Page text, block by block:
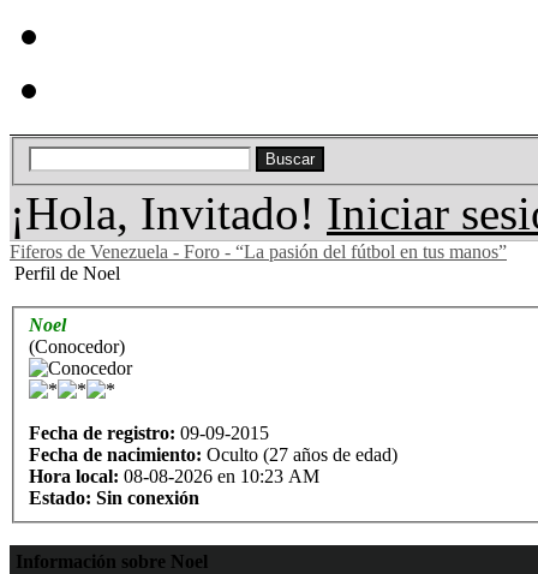
¡Hola, Invitado! Iniciar
Fiferos de Venezuela - Foro - “La pasión del fútbol en tus manos”
Perfil de Noel
Noel
(Conocedor)
Fecha de registro: 09-09-2015
Fecha de nacimiento: Oculto (27 años de edad)
Hora local: 08-08-2026 en 10:23 AM
Estado: Sin conexión
Información sobre Noel